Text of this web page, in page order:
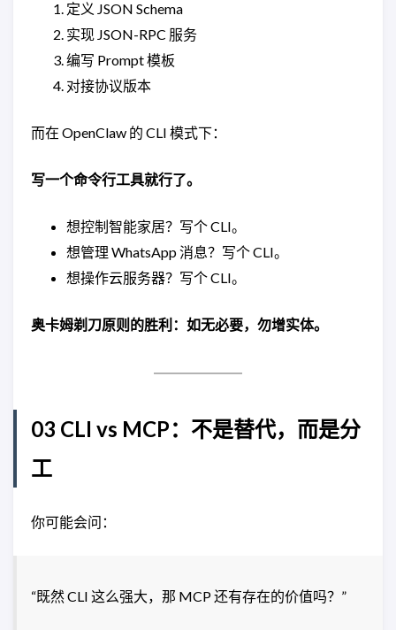
定义 JSON Schema
实现 JSON-RPC 服务
编写 Prompt 模板
对接协议版本
而在 OpenClaw 的 CLI 模式下：
写一个命令行工具就行了。
想控制智能家居？写个 CLI。
想管理 WhatsApp 消息？写个 CLI。
想操作云服务器？写个 CLI。
奥卡姆剃刀原则的胜利：如无必要，勿增实体。
03 CLI vs MCP：不是替代，而是分
工
你可能会问：
“既然 CLI 这么强大，那 MCP 还有存在的价值吗？”